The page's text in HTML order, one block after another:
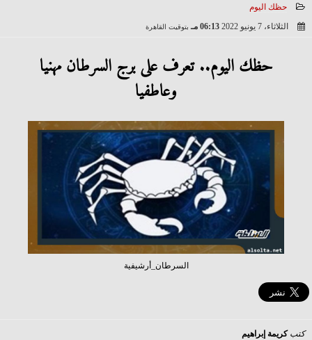
حظك اليوم
الثلاثاء، 7 يونيو 2022
06:13 مـ بتوقيت القاهرة
حظك اليوم.. تعرف على برج السرطان مهنيا
وعاطفيا
السرطان_أرشيفية
كتبكريمة إبراهيم